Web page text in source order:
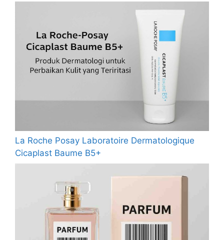
La Roche Posay Laboratoire Dermatologique
Cicaplast Baume B5+